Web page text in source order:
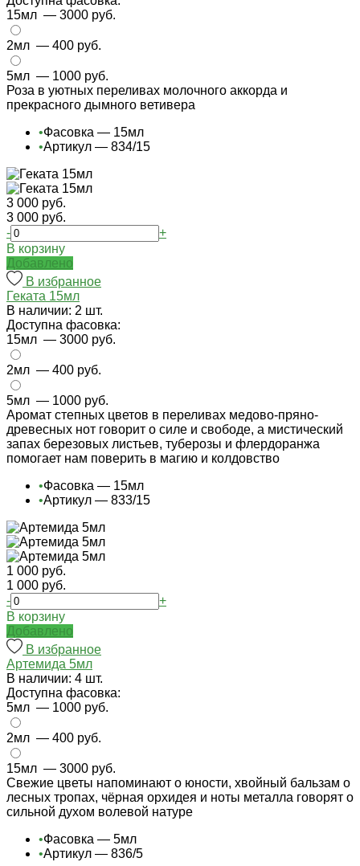
15мл — 3000 руб.
2мл — 400 руб.
5мл — 1000 руб.
Роза в уютных переливах молочного аккорда и
прекрасного дымного ветивера
•Фасовка — 15мл
•Артикул — 834/15
3 000 руб.
3 000 руб.
-
+
В корзину
Добавлено
В избранное
Геката 15мл
В наличии: 2 шт.
Доступна фасовка:
15мл — 3000 руб.
2мл — 400 руб.
5мл — 1000 руб.
Аромат степных цветов в переливах медово-пряно-
древесных нот говорит о силе и свободе, а мистический
запах березовых листьев, туберозы и флердоранжа
помогает нам поверить в магию и колдовство
•Фасовка — 15мл
•Артикул — 833/15
1 000 руб.
1 000 руб.
-
+
В корзину
Добавлено
В избранное
Артемида 5мл
В наличии: 4 шт.
Доступна фасовка:
5мл — 1000 руб.
2мл — 400 руб.
15мл — 3000 руб.
Свежие цветы напоминают о юности, хвойный бальзам о
лесных тропах, чёрная орхидея и ноты металла говорят о
сильной духом волевой натуре
•Фасовка — 5мл
•Артикул — 836/5